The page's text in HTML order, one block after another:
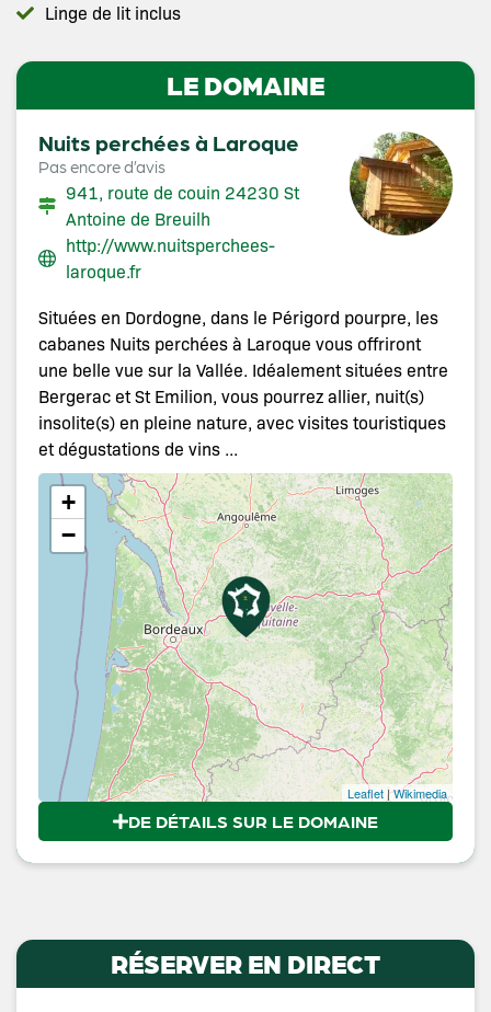
Linge de lit inclus
LE DOMAINE
Nuits perchées à Laroque
Pas encore d’avis
941, route de couin 24230 St
Antoine de Breuilh
http://www.nuitsperchees-
laroque.fr
Situées en Dordogne, dans le Périgord pourpre, les
cabanes Nuits perchées à Laroque vous offriront
une belle vue sur la Vallée. Idéalement situées entre
Bergerac et St Emilion, vous pourrez allier, nuit(s)
insolite(s) en pleine nature, avec visites touristiques
et dégustations de vins ...
+
−
Leaflet|Wikimedia
DE DÉTAILS SUR LE DOMAINE
RÉSERVER EN DIRECT